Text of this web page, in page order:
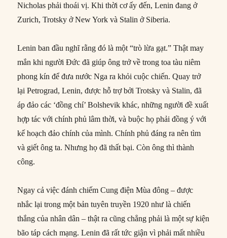
Nicholas phải thoái vị. Khi thời cơ ấy đến, Lenin đang ở
Zurich, Trotsky ở New York và Stalin ở Siberia.
Lenin ban đầu nghĩ rằng đó là một “trò lừa gạt.” Thật may
mắn khi người Đức đã giúp ông trở về trong toa tàu niêm
phong kín để đưa nước Nga ra khỏi cuộc chiến. Quay trở
lại Petrograd, Lenin, được hỗ trợ bởi Trotsky và Stalin, đã
áp đảo các ‘đồng chí’ Bolshevik khác, những người đề xuất
hợp tác với chính phủ lâm thời, và buộc họ phải đồng ý với
kế hoạch đảo chính của mình. Chính phủ đáng ra nên tìm
và giết ông ta. Nhưng họ đã thất bại. Còn ông thì thành
công.
Ngay cả việc đánh chiếm Cung điện Mùa đông – được
nhắc lại trong một bản tuyên truyền 1920 như là chiến
thắng của nhân dân – thật ra cũng chẳng phải là một sự kiện
bão táp cách mạng. Lenin đã rất tức giận vì phải mất nhiều